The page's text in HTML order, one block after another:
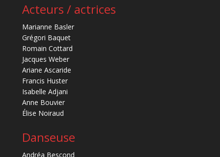
Acteurs / actrices
Marianne Basler
Grégori Baquet
Romain Cottard
Jacques Weber
Ariane Ascaride
Francis Huster
Isabelle Adjani
Anne Bouvier
Élise Noiraud
Danseuse
Andréa Bescond